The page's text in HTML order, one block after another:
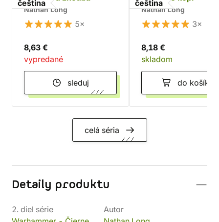
čeština
Nathan Long
5×
8,63 €
vypredané
sleduj
čeština
Nathan Long
3×
8,18 €
skladom
do košíka
celá séria
Detaily produktu
2. diel série
Autor